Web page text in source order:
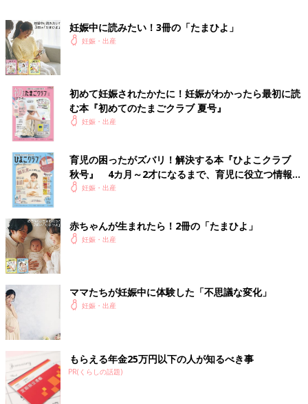
もうれしかった頃の気持ちを思い出して反省しました。
※この記事は個人の体験記です。
音波写真まとめ
ママライターのみなさんの妊娠出産体験談から
妊娠22週の赤ちゃんのエコー写真を集めまし
【妊娠24週】赤ちゃんのエコー写真・超
音波写真まとめ
妊娠24週の赤ちゃんのエコー写真を集めまし
た。
関連：エコー写真・超音波写真の記事一覧
関連：ママライター体験談
んのエコー写真・超
音波写真まとめ
のエコー写真・超音波
妊娠中に読みたい！3冊の「たまひよ」
妊娠・出産
初めて妊娠されたかたに！妊娠がわかったら最初に読
む本『初めてのたまごクラブ 夏号』
妊娠・出産
育児の困ったがズバリ！解決する本『ひよこクラブ
秋号』 4カ月～2才になるまで、育児に役立つ情報が
いっぱい！
妊娠・出産
赤ちゃんが生まれたら！2冊の「たまひよ」
妊娠・出産
ママたちが妊娠中に体験した「不思議な変化」
妊娠・出産
もらえる年金25万円以下の人が知るべき事
PR(くらしの話題)